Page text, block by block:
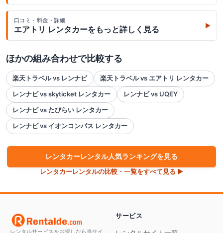
口コミ・料金・詳細
エアトリ レンタカーをもっと詳しく見る ▶
ほかの組み合わせで比較する
楽天トラベル vs レンナビ
楽天トラベル vs エアトリ レンタカー
レンナビ vs skyticket レンタカー
レンナビ vs UQEY
レンナビ vs たびらい レンタカー
レンナビ vs イオンコンパス レンタカー
レンタカーレンタル人気ランキングを見る
レンタカーレンタルの比較・一覧をすべて見る ▶
レンタルサービスをお探しなら当サイ
サービス